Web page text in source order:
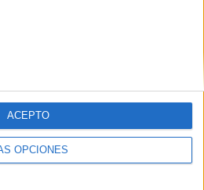
OPCIONES
ACEPTO